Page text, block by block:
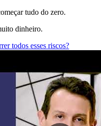
tudo do zero.
dinheiro.
todos esses riscos?